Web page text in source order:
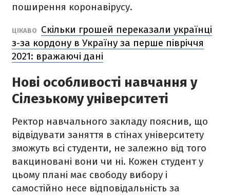
поширення коронавірусу.
ЦІКАВО
Скільки грошей переказали українці
з-за кордону в Україну за перше півріччя
2021: вражаючі дані
Нові особливості навчання у
Сілезькому університеті
Ректор навчального закладу пояснив, що
відвідувати заняття в стінах університету
зможуть всі студенти, не залежно від того
вакциновані вони чи ні. Кожен студент у
цьому плані має свободу вибору і
самостійно несе відповідальність за